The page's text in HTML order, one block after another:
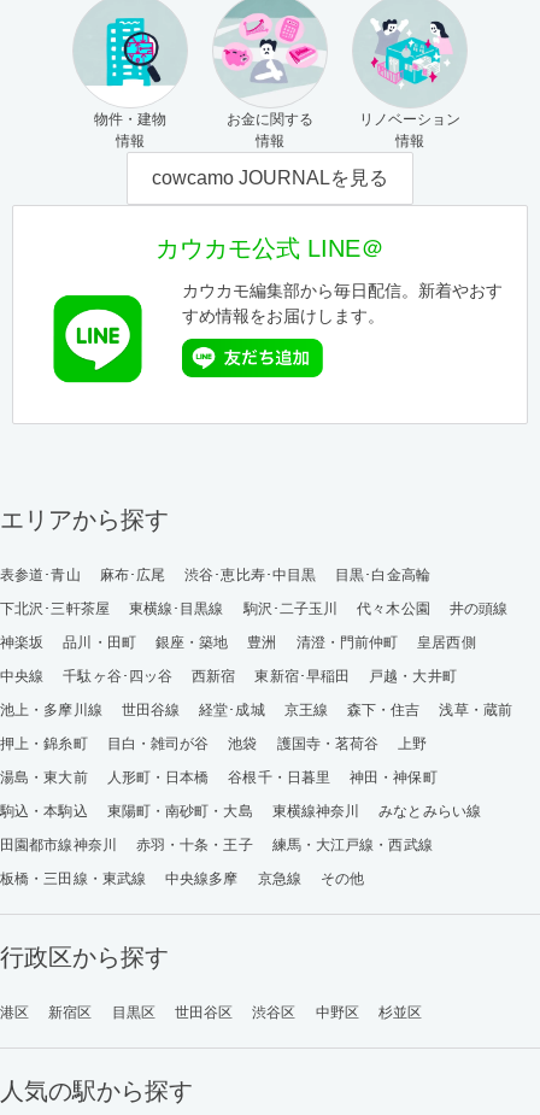
物件・建物
情報
お金に関する
情報
リノベーション
情報
cowcamo JOURNALを見る
カウカモ公式 LINE＠
カウカモ編集部から毎日配信。新着やおす
すめ情報をお届けします。
エリアから探す
表参道･青山 麻布･広尾 渋谷･恵比寿･中目黒
目黒･白金高輪
下北沢･三軒茶屋
東横線･目黒線 駒沢･二子玉川 代々木公園
井の頭線
神楽坂
品川・田町 銀座・築地 豊洲 清澄・門前仲町
皇居西側
中央線
千駄ヶ谷･四ッ谷 西新宿 東新宿･早稲田
戸越・大井町
池上・多摩川線
世田谷線 経堂･成城 京王線 森下・住吉
浅草・蔵前
押上・錦糸町
目白・雑司が谷 池袋 護国寺・茗荷谷
上野
湯島・東大前
人形町・日本橋 谷根千・日暮里
神田・神保町
駒込・本駒込
東陽町・南砂町・大島 東横線神奈川
みなとみらい線
田園都市線神奈川
赤羽・十条・王子
練馬・大江戸線・西武線
板橋・三田線・東武線
中央線多摩 京急線 その他
行政区から探す
港区 新宿区 目黒区 世田谷区 渋谷区 中野区 杉並区
人気の駅から探す